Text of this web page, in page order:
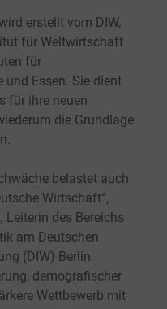
erstellt vom DIW,
für Weltwirtschaft
für
Essen. Sie dient
für ihre neuen
die Grundlage
belastet auch
Wirtschaft“,
Leiterin des Bereichs
am Deutschen
(DIW) Berlin.
demografischer
Wettbewerb mit